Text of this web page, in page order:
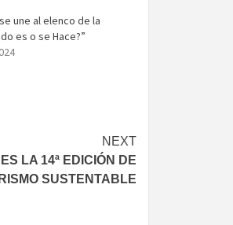
une al elenco de la
es o se Hace?”
NEXT
LA 14ª EDICIÓN DE
SUSTENTABLE